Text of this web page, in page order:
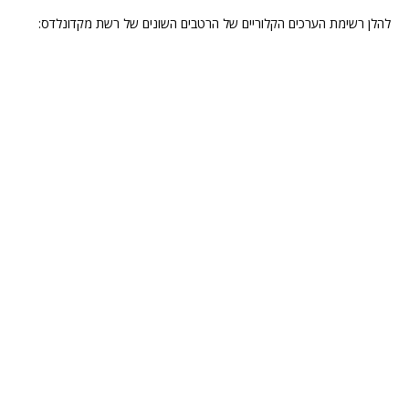
להלן רשימת הערכים הקלוריים של הרטבים השונים של רשת מקדונלדס: